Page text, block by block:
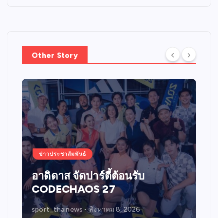
Other Story
ข่าวประชาสัมพันธ์
อาดิดาส จัดปาร์ตี้ต้อนรับ
CODECHAOS 27
sport_thainews สิงหาคม 8, 2026